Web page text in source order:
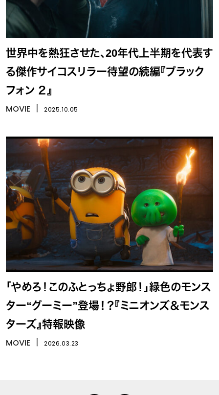
世界中を熱狂させた、20年代上半期を代表す
る傑作サイコスリラー待望の続編『ブラック
フォン ２』
MOVIE 2025.10.05
「やめろ！このふとっちょ野郎！」緑色のモンス
ター“グーミー”登場！？『ミニオンズ＆モンス
ターズ』特報映像
MOVIE 2026.03.23